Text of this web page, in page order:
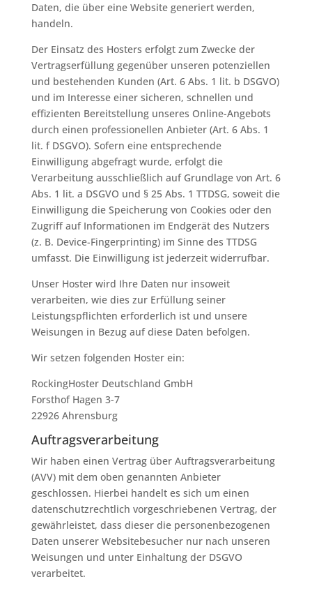
Daten, die über eine Website generiert werden,
handeln.
Der Einsatz des Hosters erfolgt zum Zwecke der
Vertragserfüllung gegenüber unseren potenziellen
und bestehenden Kunden (Art. 6 Abs. 1 lit. b DSGVO)
und im Interesse einer sicheren, schnellen und
effizienten Bereitstellung unseres Online-Angebots
durch einen professionellen Anbieter (Art. 6 Abs. 1
lit. f DSGVO). Sofern eine entsprechende
Einwilligung abgefragt wurde, erfolgt die
Verarbeitung ausschließlich auf Grundlage von Art. 6
Abs. 1 lit. a DSGVO und § 25 Abs. 1 TTDSG, soweit die
Einwilligung die Speicherung von Cookies oder den
Zugriff auf Informationen im Endgerät des Nutzers
(z. B. Device-Fingerprinting) im Sinne des TTDSG
umfasst. Die Einwilligung ist jederzeit widerrufbar.
Unser Hoster wird Ihre Daten nur insoweit
verarbeiten, wie dies zur Erfüllung seiner
Leistungspflichten erforderlich ist und unsere
Weisungen in Bezug auf diese Daten befolgen.
Wir setzen folgenden Hoster ein:
RockingHoster Deutschland GmbH
Forsthof Hagen 3-7
22926 Ahrensburg
Auftragsverarbeitung
Wir haben einen Vertrag über Auftragsverarbeitung
(AVV) mit dem oben genannten Anbieter
geschlossen. Hierbei handelt es sich um einen
datenschutzrechtlich vorgeschriebenen Vertrag, der
gewährleistet, dass dieser die personenbezogenen
Daten unserer Websitebesucher nur nach unseren
Weisungen und unter Einhaltung der DSGVO
verarbeitet.